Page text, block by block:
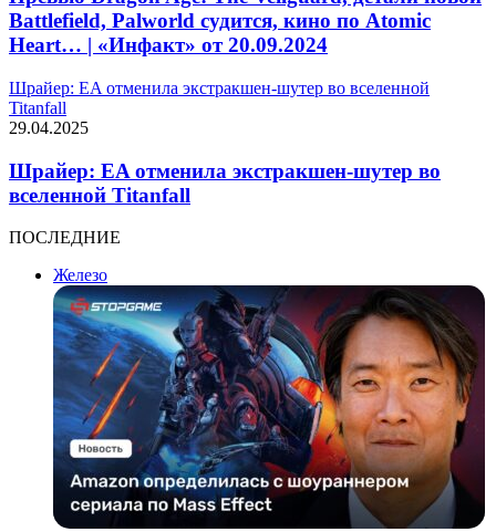
Battlefield, Palworld судится, кино по Atomic
Heart… | «Инфакт» от 20.09.2024
Шрайер: EA отменила экстракшен-шутер во вселенной
Titanfall
29.04.2025
Шрайер: EA отменила экстракшен-шутер во
вселенной Titanfall
ПОСЛЕДНИЕ
Железо